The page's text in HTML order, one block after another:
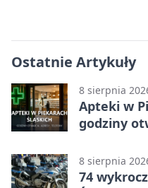
Ostatnie Artykuły
8 sierpnia
Apteki w
godziny
8 sierpnia
74